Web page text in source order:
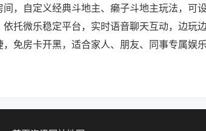
，自定义经典斗地主、癞子斗地主玩法，可
托微乐稳定平台，实时语音聊天互动，边玩
免房卡开黑，适合家人、朋友、同事专属娱